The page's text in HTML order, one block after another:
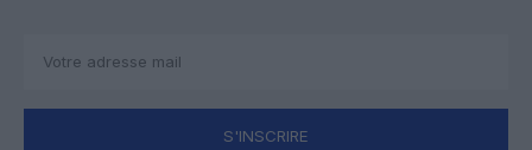
S'INSCRIRE